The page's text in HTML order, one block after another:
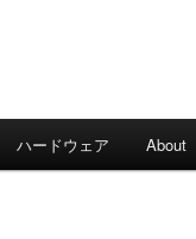
ハードウェア About